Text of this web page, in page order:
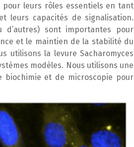
leurs rôles essentiels en tant
leurs capacités de signalisation.
sont importantes pour
et le maintien de la stabilité du
utilisons la levureSacharomyces
modèles. Nous utilisons une
biochimie et de microscopie pour